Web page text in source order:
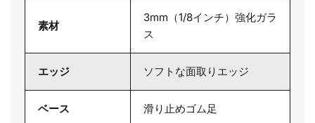
素材
3mm（1/8インチ）強化ガラ
ス
エッジ ソフトな面取りエッジ
ベース 滑り止めゴム足